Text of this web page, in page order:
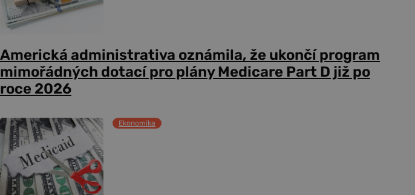
Americká administrativa oznámila, že ukončí program
mimořádných dotací pro plány Medicare Part D již po
roce 2026
Ekonomika